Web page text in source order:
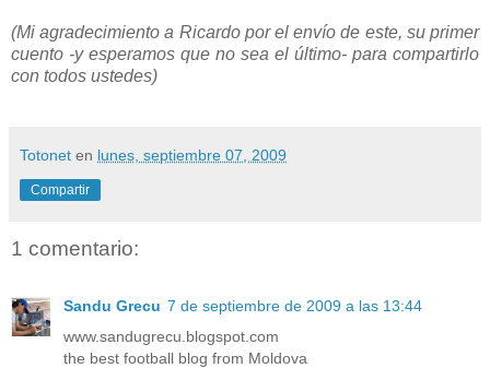
(Mi agradecimiento a Ricardo por el envío de este, su primer
cuento -y esperamos que no sea el último- para compartirlo
con todos ustedes)
Totonet en lunes, septiembre 07, 2009
Compartir
1 comentario:
Sandu Grecu 7 de septiembre de 2009 a las 13:44
www.sandugrecu.blogspot.com
the best football blog from Moldova